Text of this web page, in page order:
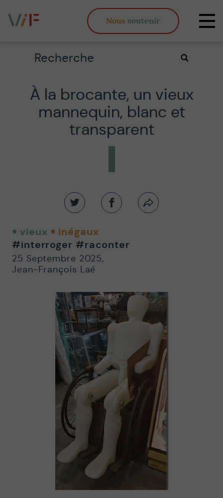
inégaux
Nous soutenir
Rechercher
Valider
À la brocante, un vieux
mannequin, blanc et
transparent
Partager
-
Nouvelle
fenêtre
Partager
Nouvelle
Partager
vieux
inégaux
#interroger #raconter
25 Septembre 2025,
Jean-François Laé